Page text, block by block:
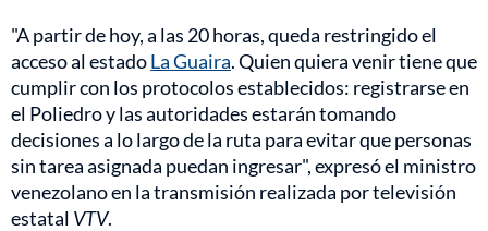
"A partir de hoy, a las 20 horas, queda restringido el
acceso al estadoLa Guaira. Quien quiera venir tiene que
cumplir con los protocolos establecidos: registrarse en
el Poliedro y las autoridades estarán tomando
decisiones a lo largo de la ruta para evitar que personas
sin tarea asignada puedan ingresar", expresó el ministro
venezolano en la transmisión realizada por televisión
estatal VTV.